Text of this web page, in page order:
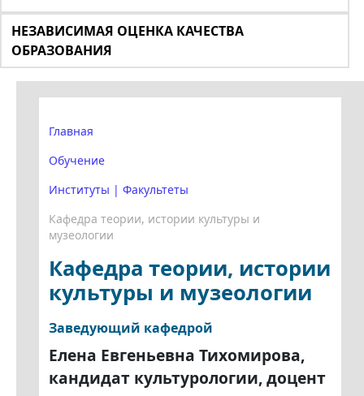
НЕЗАВИСИМАЯ ОЦЕНКА КАЧЕСТВА
ОБРАЗОВАНИЯ
Главная
Обучение
Институты | Факультеты
Кафедра теории, истории культуры и
музеологии
Кафедра теории, истории
культуры и музеологии
Заведующий кафедрой
Елена Евгеньевна Тихомирова,
кандидат культурологии, доцент